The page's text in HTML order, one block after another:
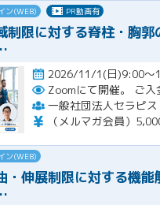
ン(WEB) PR動画有
制限に対する脊柱・胸郭
Zoomにて開催。
ご入金確
一般社団法人セラピ
ン(WEB)
・伸展制限に対する機能